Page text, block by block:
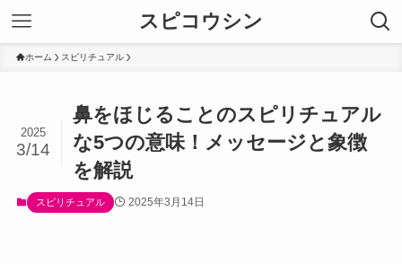
スピコウシン
ホーム スピリチュアル
鼻をほじることのスピリチュアル
な5つの意味！メッセージと象徴
を解説
2025
3/14
スピリチュアル 2025年3月14日